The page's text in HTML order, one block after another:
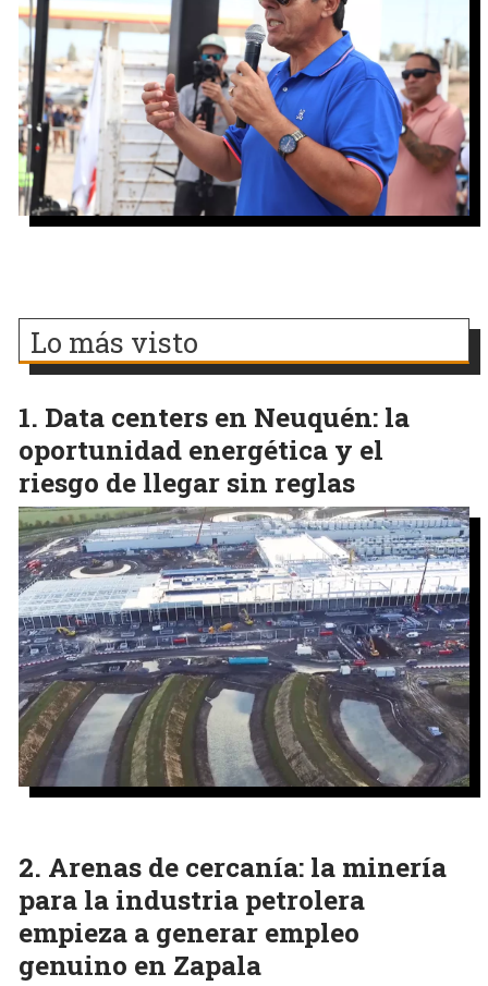
Lo más visto
Data centers en Neuquén: la
oportunidad energética y el
riesgo de llegar sin reglas
Arenas de cercanía: la minería
para la industria petrolera
empieza a generar empleo
genuino en Zapala